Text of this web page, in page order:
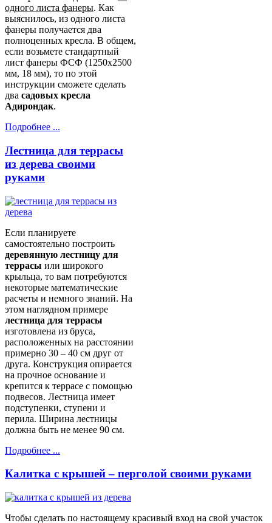
одного листа фанеры. Как
выяснилось, из одного листа
фанеры получается два
полноценных кресла. В общем,
если возьмете стандартный
лист фанеры ФСФ (1250х2500
мм, 18 мм), то по этой
инструкции сможете сделать
два садовых кресла
Адирондак.
Подробнее ...
Лестница для террасы
из дерева своими
руками
Если планируете
самостоятельно построить
деревянную лестницу для
террасы или широкого
крыльца, то вам потребуются
некоторые математические
расчеты и немного знаний. На
этом наглядном примере
лестница для террасы
изготовлена из бруса,
расположенных на расстоянии
примерно 30 – 40 см друг от
друга. Конструкция опирается
на прочное основание и
крепится к террасе с помощью
подвесов. Лестница имеет
подступенки, ступени и
перила. Ширина лестницы
должна быть не менее 90 см.
Подробнее ...
Калитка с крышей – перголой своими руками
Чтобы сделать по настоящему красивый вход на свой участок